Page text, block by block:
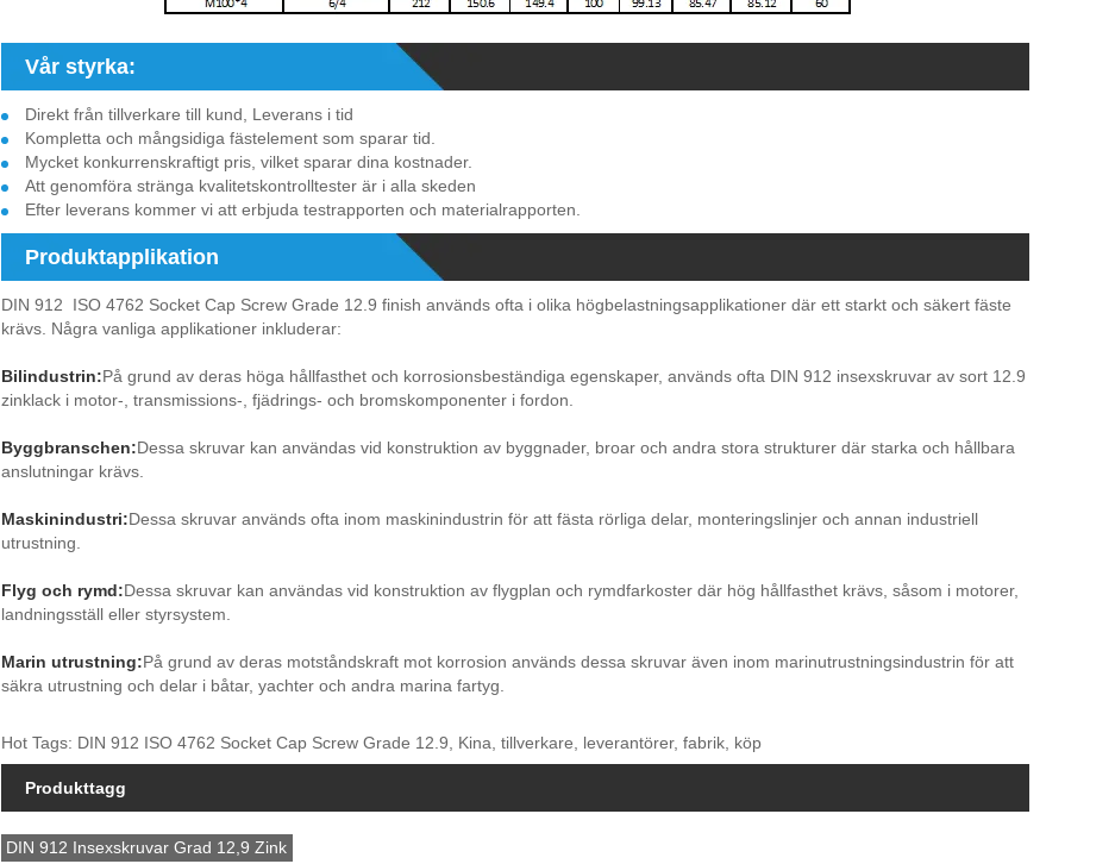
Vår styrka:
Direkt från tillverkare till kund, Leverans i tid
Kompletta och mångsidiga fästelement som sparar tid.
Mycket konkurrenskraftigt pris, vilket sparar dina kostnader.
Att genomföra stränga kvalitetskontrolltester är i alla skeden
Efter leverans kommer vi att erbjuda testrapporten och materialrapporten.
Produktapplikation
DIN 912 ISO 4762 Socket Cap Screw Grade 12.9 finish används ofta i olika högbelastningsapplikationer där ett starkt och säkert fäste
krävs. Några vanliga applikationer inkluderar:
Bilindustrin:På grund av deras höga hållfasthet och korrosionsbeständiga egenskaper, används ofta DIN 912 insexskruvar av sort 12.9
zinklack i motor-, transmissions-, fjädrings- och bromskomponenter i fordon.
Byggbranschen:Dessa skruvar kan användas vid konstruktion av byggnader, broar och andra stora strukturer där starka och hållbara
anslutningar krävs.
Maskinindustri:Dessa skruvar används ofta inom maskinindustrin för att fästa rörliga delar, monteringslinjer och annan industriell
utrustning.
Flyg och rymd:Dessa skruvar kan användas vid konstruktion av flygplan och rymdfarkoster där hög hållfasthet krävs, såsom i motorer,
landningsställ eller styrsystem.
Marin utrustning:På grund av deras motståndskraft mot korrosion används dessa skruvar även inom marinutrustningsindustrin för att
säkra utrustning och delar i båtar, yachter och andra marina fartyg.
Hot Tags: DIN 912 ISO 4762 Socket Cap Screw Grade 12.9, Kina, tillverkare, leverantörer, fabrik, köp
Produkttagg
DIN 912 Insexskruvar Grad 12,9 Zink